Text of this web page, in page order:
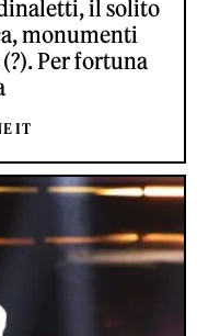
il solito
monumenti
Per fortuna
IT